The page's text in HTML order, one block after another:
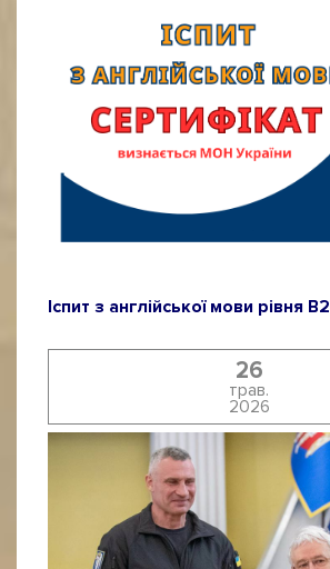
Іспит з англійської мови рівня B2
26
трав.
2026